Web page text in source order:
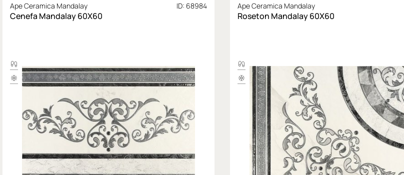
Ape Ceramica Mandalay ID: 68984
Cenefa Mandalay 60X60
Ape Ceramica Mandalay
Roseton Mandalay 60X60